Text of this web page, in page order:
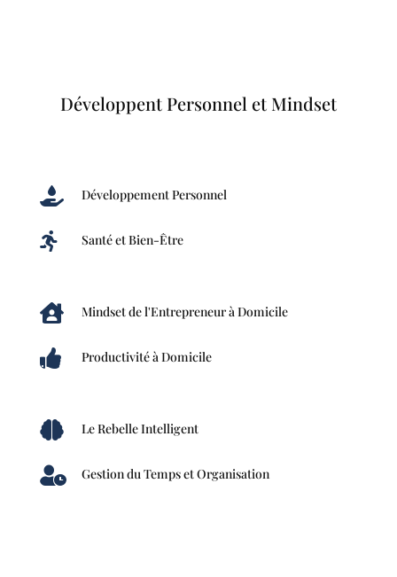
Développent Personnel et Mindset
 Développement Personnel
 Santé et Bien-Être
 Mindset de l'Entrepreneur à Domicile
 Productivité à Domicile
 Le Rebelle Intelligent
 Gestion du Temps et Organisation